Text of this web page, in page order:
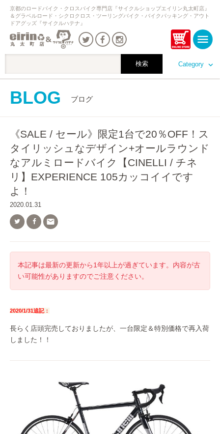
Category
京都のロードバイク・クロスバイク専門店『サイクルショップエイリン丸太町店』
＆グラベルロード・シクロクロス・ツーリングバイク・バイクパッキング・アウト
ドアグッズ『サイクルハテナ』
BLOG ブログ
《SALE / セール》限定1台で20％OFF！ス
タイリッシュなデザイン+オールラウンド
なアルミロードバイク【CINELLI / チネ
リ】EXPERIENCE 105カッコイイです
よ！
2020.01.31

本記事は最新の更新から1年以上が過ぎています。内容が古
い可能性がありますのでご注意ください。
2020/1/31追記：
長らく店頭完売しておりましたが、一台限定＆特別価格で再入荷
しました！！